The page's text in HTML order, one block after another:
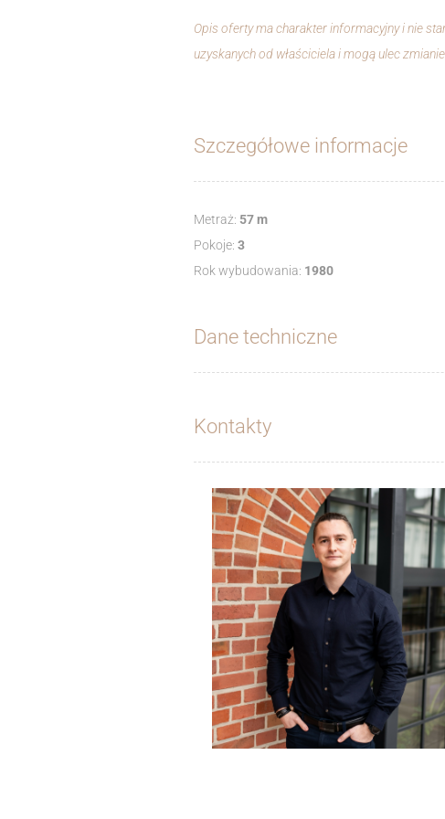
Opis oferty ma charakter informacyjny i nie
uzyskanych od właściciela i mogą ulec zmianie
Szczegółowe informacje
Metraż: 57 m
Pokoje: 3
Rok wybudowania: 1980
Dane techniczne
Kontakty